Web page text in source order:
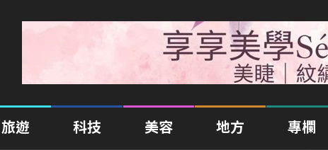
旅遊 科技 美容 地方 專欄